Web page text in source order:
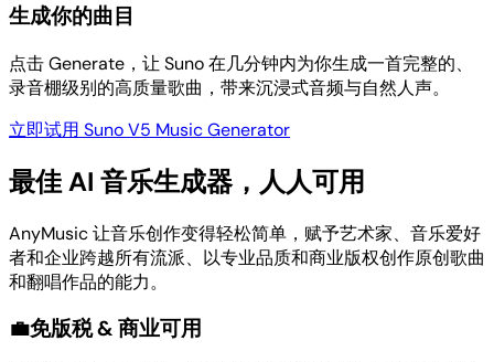
生成你的曲目
点击 Generate，让 Suno 在几分钟内为你生成一首完整的、
录音棚级别的高质量歌曲，带来沉浸式音频与自然人声。
立即试用 Suno V5 Music Generator
最佳 AI 音乐生成器，人人可用
AnyMusic 让音乐创作变得轻松简单，赋予艺术家、音乐爱好
者和企业跨越所有流派、以专业品质和商业版权创作原创歌曲
和翻唱作品的能力。
💼免版税 & 商业可用